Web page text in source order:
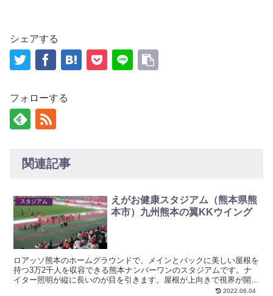
シェアする
フォローする
関連記事
スタジアム
えがお健康スタジアム（熊本県熊
本市）九州熊本の翼KKウイング
ロアッソ熊本のホームグラウンドで、メインとバックに美しい屋根を
持つ3万2千人を収容できる熊本ナンバーワンのスタジアムです。ナ
イター照明が縦に長いのが目を引きます。屋根が上向きで視界が開け
ているので九州らしい晴天の日は気持ちよく観戦できます。...2022.06.04